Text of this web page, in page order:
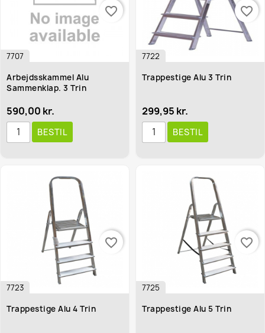
7707
Arbejdsskammel Alu
Sammenklap. 3 Trin
590,00 kr.
BESTIL
favorite_border
7722
Trappestige Alu 3 Trin
299,95 kr.
BESTIL
favorite_border
7723
Trappestige Alu 4 Trin
favorite_border
7725
Trappestige Alu 5 Trin
favorite_border